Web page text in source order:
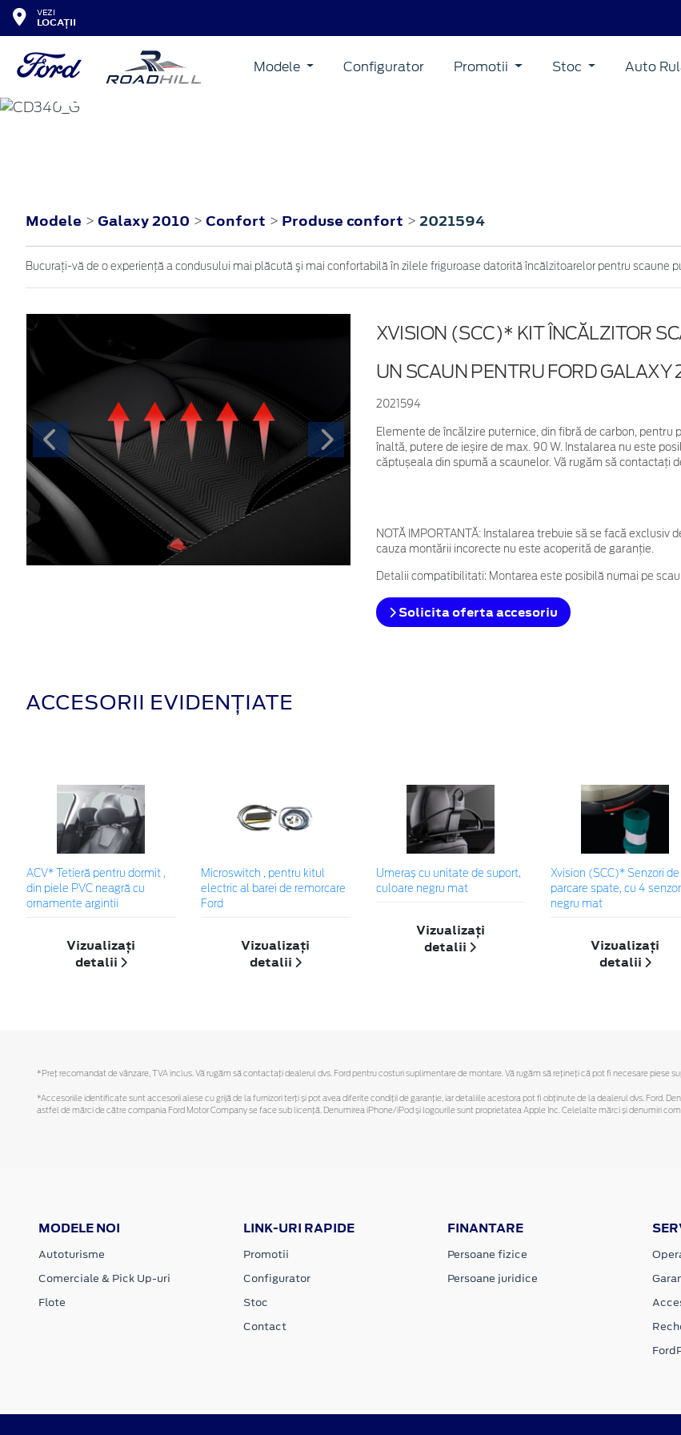
VEZI
LOCAȚII
Modele Configurator Promotii Stoc Auto
GALAXY
Modele > Galaxy 2010 > Confort > Produse confort > 2021594
Bucuraţi-vă de o experienţă a condusului mai plăcută şi mai confortabilă în zilele friguroase datorită încălzitoarelor pentru scaune
XVISION (SCC)* KIT ÎNCĂLZITOR
UN SCAUN PENTRU FORD GALAXY
2021594
Elemente de încălzire puternice, din fibră de carbon,
înaltă, putere de ieșire de max. 90 W. Instalarea nu este
căptușeala din spumă a scaunelor. Vă rugăm să contactați
NOTĂ IMPORTANTĂ:Instalarea trebuie să se facă exclusiv
cauza montării incorecte nu este acoperită de garanţie.
Detalii compatibilitati: Montarea este posibilă numai pe
Solicita oferta accesoriu
ACCESORII EVIDENȚIATE
ACV* Tetieră pentru dormit ,
din piele PVC neagră cu
ornamente argintii
Vizualizați
detalii
Microswitch , pentru kitul
electric al barei de remorcare
Ford
Vizualizați
detalii
Umeraș cu unitate de suport,
culoare negru mat
Vizualizați
detalii
Xvision (SCC)* Senzori de
parcare spate, cu 4
negru mat
Vizualizați
detalii
*Preţ recomandat de vânzare, TVA inclus. Vă rugăm să contactaţi dealerul dvs. Ford pentru costuri suplimentare de montare. Vă rugăm să reţineţi că pot fi necesare piese
*Accesoriile identificate sunt accesorii alese cu grijă de la furnizori terți și pot avea diferite condiții de garanție, iar detaliile acestora pot fi obținute de la dealerul dvs. Ford.
astfel de mărci de către compania Ford Motor Company se face sub licență. Denumirea iPhone/iPod și logourile sunt proprietatea Apple Inc. Celelalte mărci și denumiri
MODELE NOI
Autoturisme
Comerciale & Pick Up-uri
Flote
LINK-URI RAPIDE
Promotii
Configurator
Stoc
Contact
FINANTARE
Persoane fizice
Persoane juridice